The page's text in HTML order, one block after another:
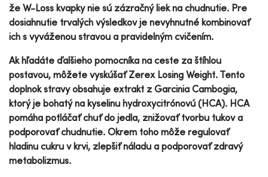
že W-Loss kvapky nie sú zázračný liek na chudnutie. Pre
dosiahnutie trvalých výsledkov je nevyhnutné kombinovať
ich s vyváženou stravou a pravidelným cvičením.
Ak hľadáte ďalšieho pomocníka na ceste za štíhlou
postavou, môžete vyskúšať Zerex Losing Weight. Tento
doplnok stravy obsahuje extrakt z Garcinia Cambogia,
ktorý je bohatý na kyselinu hydroxycitrónovú (HCA). HCA
pomáha potláčať chuť do jedla, znižovať tvorbu tukov a
podporovať chudnutie. Okrem toho môže regulovať
hladinu cukru v krvi, zlepšiť náladu a podporovať zdravý
metabolizmus.